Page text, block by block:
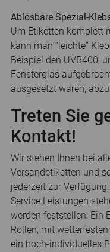
Ablösbare Spezial-
Um Etiketten komplett
kann man “leichte”
Beispiel den UVR400,
Fensterglas
ausgesetzt waren,
Treten Sie
Kontakt!
Wir stehen Ihnen bei
Versandetiketten und
jederzeit zur
Service Leistungen
werden feststellen: Ein
Rollen, mit
ein hoch-individuelles